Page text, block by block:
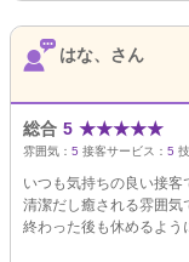
はな、さん
総合 5 ★★★★★
雰囲気： 5 接客サービス： 5
いつも気持ちの良い接客
清潔だし癒される雰囲気
終わった後も休めるよう